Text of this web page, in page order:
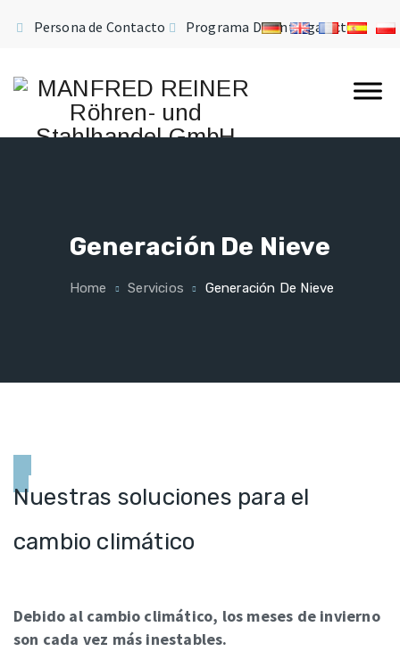
Persona de Contacto Programa De Entrega Actual
Generación De Nieve
Home Servicios Generación De Nieve
Nuestras soluciones para el
cambio climático
Debido al cambio climático, los meses de invierno
son cada vez más inestables.